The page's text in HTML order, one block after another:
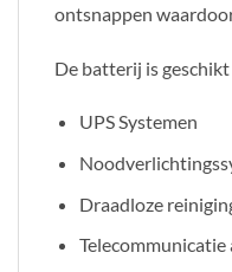
ontsnappen
De batterij is
UPS Systemen
Draadloze